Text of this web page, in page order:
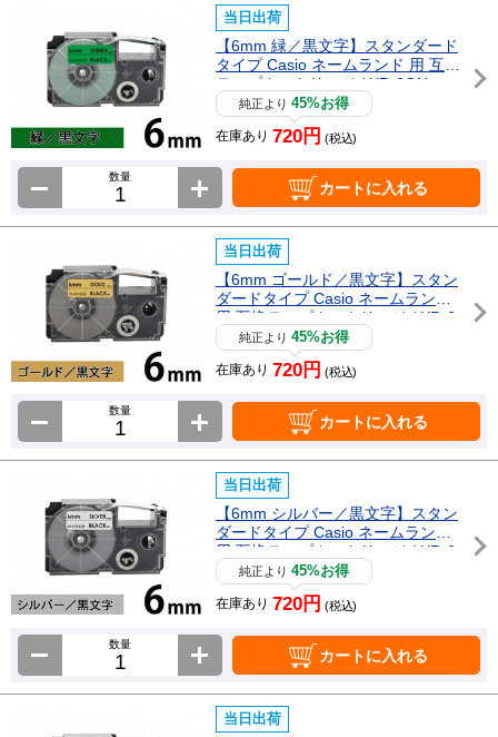
当日出荷
【6mm 緑／黒文字】スタンダード
タイプ Casio ネームランド 用 互換
テープカートリッジ / XR-6GN
純正より45%お得
在庫あり 720円 (税込)
数量
カートに入れる
当日出荷
【6mm ゴールド／黒文字】スタン
ダードタイプ Casio ネームランド
用 互換テープカートリッジ / XR-6
GD純正より45%お得
在庫あり 720円 (税込)
数量
カートに入れる
当日出荷
【6mm シルバー／黒文字】スタン
ダードタイプ Casio ネームランド
用 互換テープカートリッジ / XR-6
純正より45%お得
在庫あり 720円 (税込)
数量
カートに入れる
当日出荷